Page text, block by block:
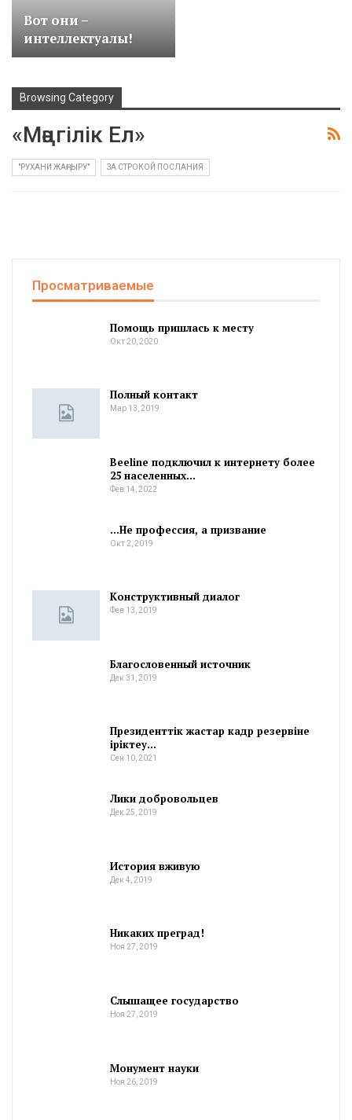
Вот они –
интеллектуалы!
Browsing Category
«Мәңгілік Ел»
"РУХАНИ ЖАҢҒЫРУ" ЗА СТРОКОЙ ПОСЛАНИЯ
Просматриваемые
Помощь пришлась к месту
Окт 20, 2020
Полный контакт
Мар 13, 2019
Beeline подключил к интернету более
25 населенных…
Фев 14, 2022
…Не профессия, а призвание
Окт 2, 2019
Конструктивный диалог
Фев 13, 2019
Благословенный источник
Дек 31, 2019
Президенттік жастар кадр резервіне
іріктеу…
Сен 10, 2021
Лики добровольцев
Дек 25, 2019
История вживую
Дек 4, 2019
Никаких преград!
Ноя 27, 2019
Слышащее государство
Ноя 27, 2019
Монумент науки
Ноя 26, 2019